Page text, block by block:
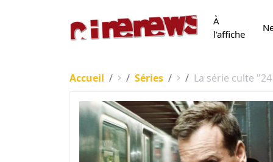
À
l'affiche
Accueil Séries La série culte